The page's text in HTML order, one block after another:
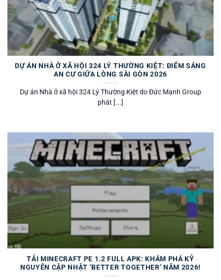
DỰ ÁN NHÀ Ở XÃ HỘI 324 LÝ THƯỜNG KIỆT: ĐIỂM SÁNG
AN CƯ GIỮA LÒNG SÀI GÒN 2026
Dự án Nhà ở xã hội 324 Lý Thường Kiệt do Đức Mạnh Group
phát [...]
TẢI MINECRAFT PE 1.2 FULL APK: KHÁM PHÁ KỶ
NGUYÊN CẬP NHẬT ‘BETTER TOGETHER’ NĂM 2026!